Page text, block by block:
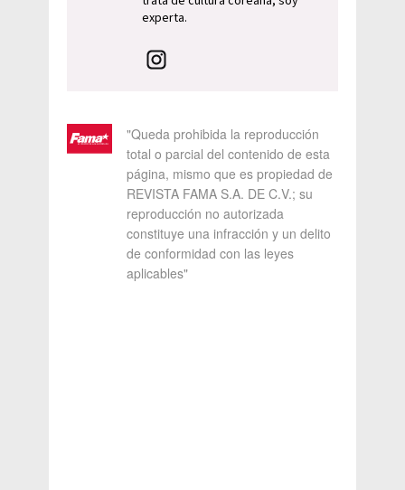
experta.
"Queda prohibida la reproducción
total o parcial del contenido de esta
página, mismo que es propiedad de
REVISTA FAMA S.A. DE C.V.; su
reproducción no autorizada
constituye una infracción y un delito
de conformidad con las leyes
aplicables"